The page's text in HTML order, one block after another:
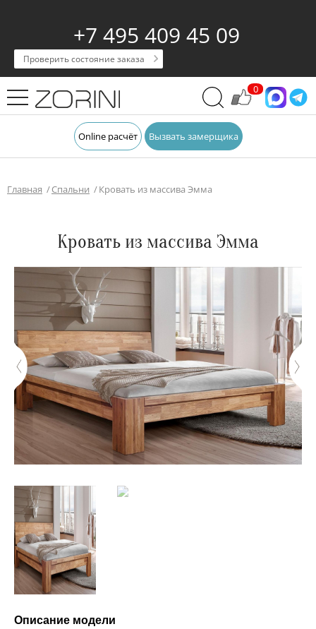
+7 495 409 45 09
Проверить состояние заказа
0
Online расчёт Вызвать замерщика
Главная Спальни Кровать из массива Эмма
Кровать из массива Эмма
Описание модели